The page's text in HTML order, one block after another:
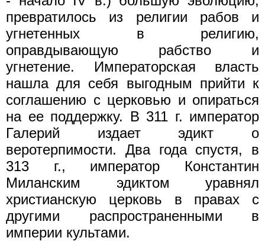
превратилось из религии рабов и
угнетенных в религию,
оправдывающую рабство и
угнетение. Императорская власть
нашла для себя выгодным прийти к
соглашению с церковью и опираться
на ее поддержку. В 311 г. император
Галерий издает эдикт о
веротерпимости. Два года спустя, в
313 г., император Константин
Миланским эдиктом уравнял
христианскую церковь в правах с
другими распространенными в
империи культами.